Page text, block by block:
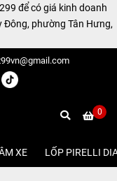
0
XE LỐP PIRELLI
để có giá kinh doanh
Đông, phường Tân Hưng,